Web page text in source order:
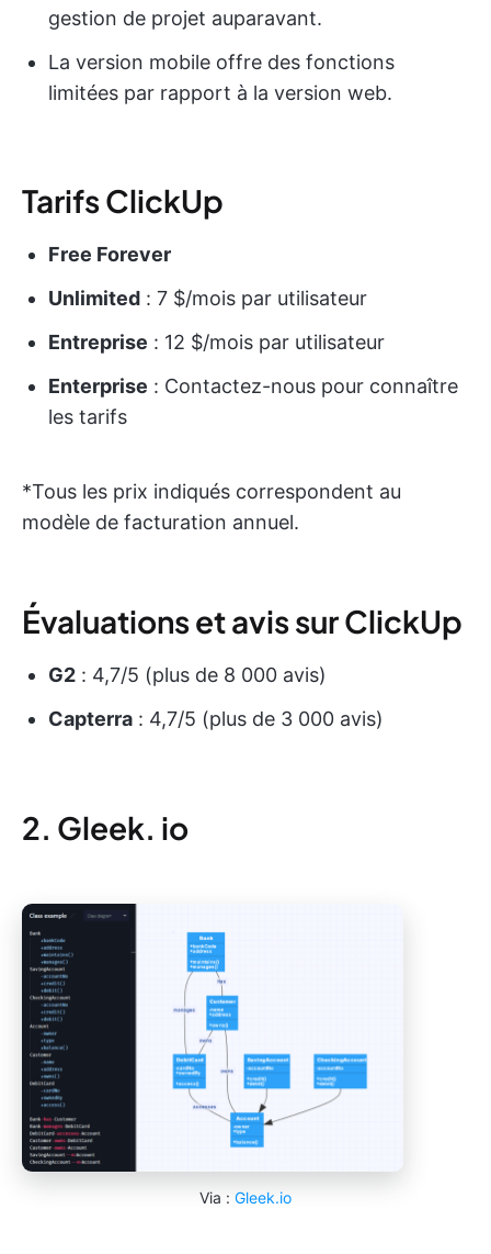
gestion de projet auparavant.
La version mobile offre des fonctions
limitées par rapport à la version web.
Tarifs ClickUp
Free Forever
Unlimited : 7 $/mois par utilisateur
Entreprise : 12 $/mois par utilisateur
Enterprise : Contactez-nous pour connaître
les tarifs
*Tous les prix indiqués correspondent au
modèle de facturation annuel.
Évaluations et avis sur ClickUp
G2 : 4,7/5 (plus de 8 000 avis)
Capterra : 4,7/5 (plus de 3 000 avis)
2. Gleek. io
Via : Gleek.io